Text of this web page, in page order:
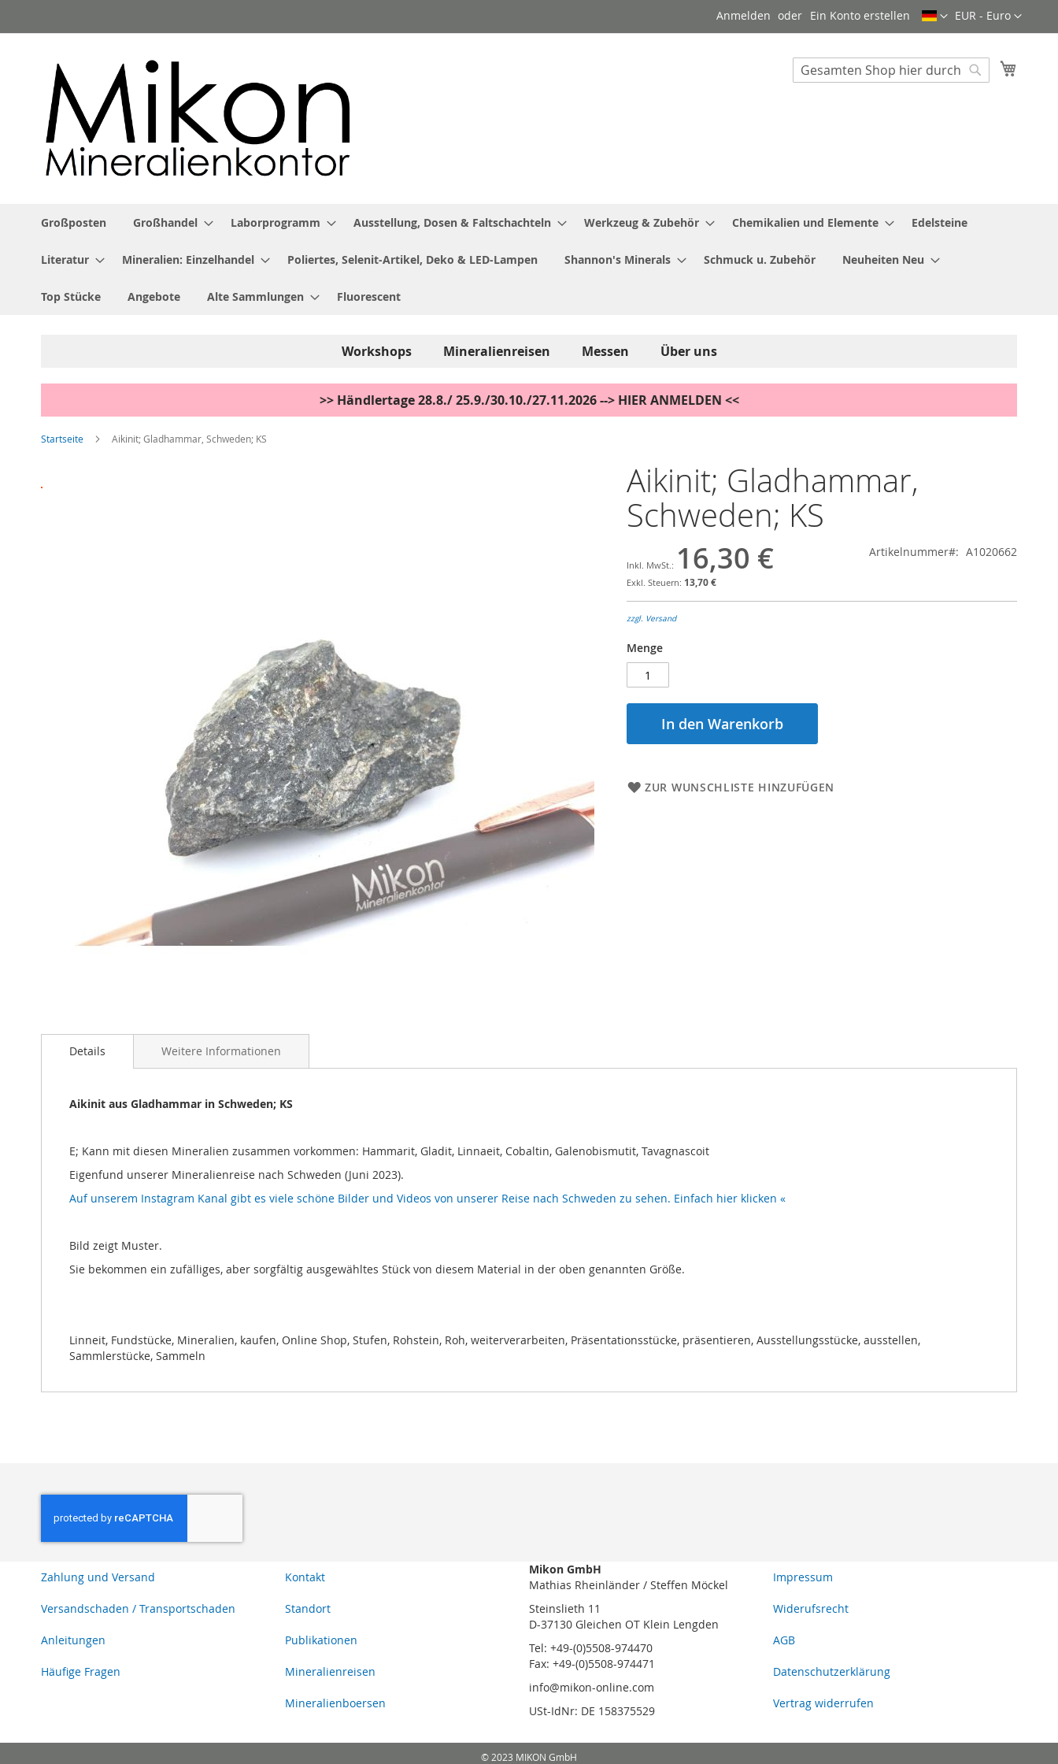
Inhalt
Währung
EUR - Euro
Sprache
Anmelden Ein Konto erstellen
Search
Großposten Großhandel Laborprogramm Ausstellung, Dosen & Faltschachteln Werkzeug & Zubehör Chemikalien und Elemente Edelsteine
Literatur Mineralien: Einzelhandel Poliertes, Selenit-Artikel, Deko & LED-Lampen Shannon's Minerals Schmuck u. Zubehör Neuheiten Neu
Top Stücke Angebote Alte Sammlungen Fluorescent
Workshops Mineralienreisen Messen Über uns
>> Händlertage 28.8./ 25.9./30.10./27.11.2026 --> HIER ANMELDEN <<
Startseite Aikinit; Gladhammar, Schweden; KS
Ende
Anfang
Aikinit; Gladhammar,
Schweden; KS
16,30 €
13,70 €
Artikelnummer A1020662
zzgl. Versand
Menge
In den Warenkorb
ZUR WUNSCHLISTE HINZUFÜGEN
Details
Aikinit aus Gladhammar in Schweden; KS
E; Kann mit diesen Mineralien zusammen vorkommen: Hammarit, Gladit, Linnaeit, Cobaltin, Galenobismutit, Tavagnascoit
Eigenfund unserer Mineralienreise nach Schweden (Juni 2023).
Auf unserem Instagram Kanal gibt es viele schöne Bilder und Videos von unserer Reise nach Schweden zu sehen. Einfach hier klicken «
Bild zeigt Muster.
Sie bekommen ein zufälliges, aber sorgfältig ausgewähltes Stück von diesem Material in der oben genannten Größe.
Linneit, Fundstücke, Mineralien, kaufen, Online Shop, Stufen, Rohstein, Roh, weiterverarbeiten, Präsentationsstücke, präsentieren, Ausstellungsstücke, ausstellen,
Sammlerstücke, Sammeln
Weitere Informationen
Zahlung und Versand
Versandschaden / Transportschaden
Anleitungen
Häufige Fragen
Kontakt
Standort
Publikationen
Mineralienreisen
Mineralienboersen
Mikon GmbH
Mathias Rheinländer / Steffen Möckel
Steinslieth 11
D-37130 Gleichen OT Klein Lengden
Tel: +49-(0)5508-974470
Fax: +49-(0)5508-974471
info@mikon-online.com
USt-IdNr: DE 158375529
Impressum
Widerufsrecht
AGB
Datenschutzerklärung
Vertrag widerrufen
© 2023 MIKON GmbH